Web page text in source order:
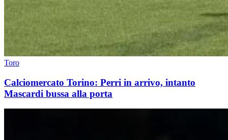
Toro
Calciomercato Torino: Perri in arrivo, intanto
Mascardi bussa alla porta